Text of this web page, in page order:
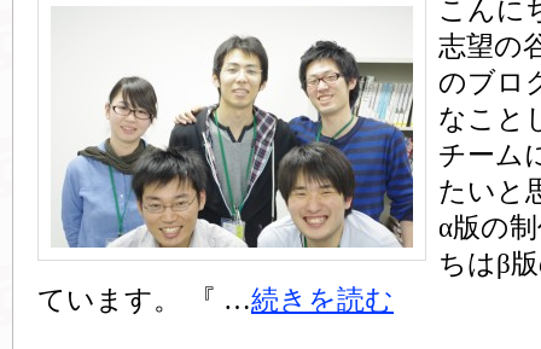
こんに
志望の
のブロ
なこと
チーム
たいと
α版の
ちはβ
ています。 『 …続きを読む